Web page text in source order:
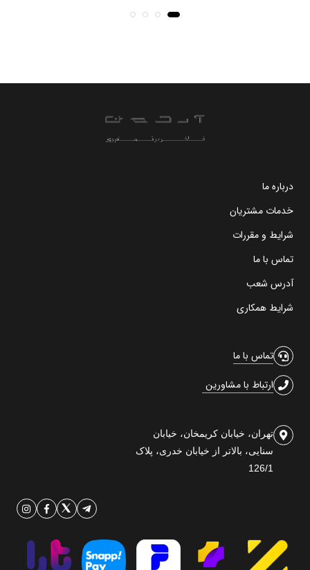
درباره ما
خدمات مشتریان
شرایط و مقررات
تماس با ما
آدرس شعب
شرایط همکاری
تماس با ما
ارتباط با مشاورین
تهران، خیابان کریمخان، خیابان
سنایی، بالاتر از خیابان خدری، پلاک
126/1